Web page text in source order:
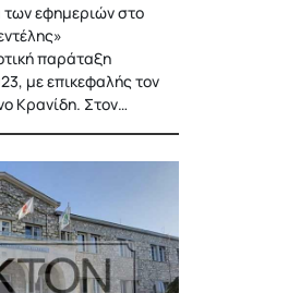
εφημεριών στο
παράταξη
με επικεφαλής τον
Κρανίδη. Στον…